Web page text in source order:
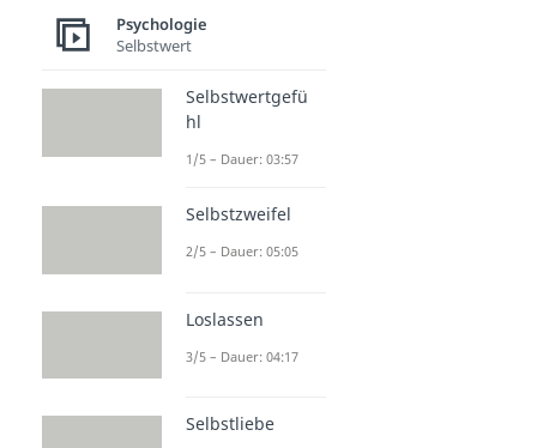
Psychologie
Selbstwert
Selbstwertgefü
hl
1/5 – Dauer: 03:57
Selbstzweifel
2/5 – Dauer: 05:05
Loslassen
3/5 – Dauer: 04:17
Selbstliebe